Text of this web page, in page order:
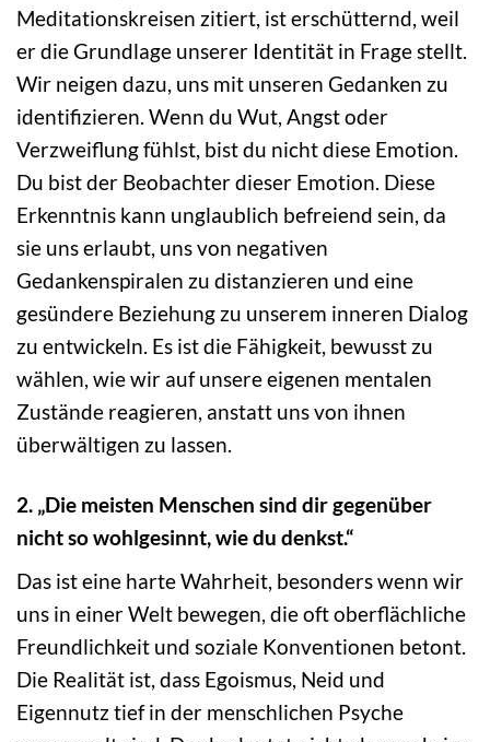
Meditationskreisen zitiert, ist erschütternd, weil
er die Grundlage unserer Identität in Frage stellt.
Wir neigen dazu, uns mit unseren Gedanken zu
identifizieren. Wenn du Wut, Angst oder
Verzweiflung fühlst, bist du nicht diese Emotion.
Du bist der Beobachter dieser Emotion. Diese
Erkenntnis kann unglaublich befreiend sein, da
sie uns erlaubt, uns von negativen
Gedankenspiralen zu distanzieren und eine
gesündere Beziehung zu unserem inneren Dialog
zu entwickeln. Es ist die Fähigkeit, bewusst zu
wählen, wie wir auf unsere eigenen mentalen
Zustände reagieren, anstatt uns von ihnen
überwältigen zu lassen.
2. „Die meisten Menschen sind dir gegenüber
nicht so wohlgesinnt, wie du denkst.“
Das ist eine harte Wahrheit, besonders wenn wir
uns in einer Welt bewegen, die oft oberflächliche
Freundlichkeit und soziale Konventionen betont.
Die Realität ist, dass Egoismus, Neid und
Eigennutz tief in der menschlichen Psyche